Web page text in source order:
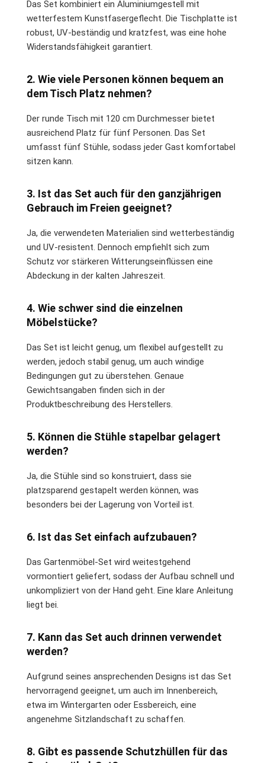
Das Set kombiniert ein Aluminiumgestell mit
wetterfestem Kunstfasergeflecht. Die Tischplatte ist
robust, UV-beständig und kratzfest, was eine hohe
Widerstandsfähigkeit garantiert.
2. Wie viele Personen können bequem an
dem Tisch Platz nehmen?
Der runde Tisch mit 120 cm Durchmesser bietet
ausreichend Platz für fünf Personen. Das Set
umfasst fünf Stühle, sodass jeder Gast komfortabel
sitzen kann.
3. Ist das Set auch für den ganzjährigen
Gebrauch im Freien geeignet?
Ja, die verwendeten Materialien sind wetterbeständig
und UV-resistent. Dennoch empfiehlt sich zum
Schutz vor stärkeren Witterungseinflüssen eine
Abdeckung in der kalten Jahreszeit.
4. Wie schwer sind die einzelnen
Möbelstücke?
Das Set ist leicht genug, um flexibel aufgestellt zu
werden, jedoch stabil genug, um auch windige
Bedingungen gut zu überstehen. Genaue
Gewichtsangaben finden sich in der
Produktbeschreibung des Herstellers.
5. Können die Stühle stapelbar gelagert
werden?
Ja, die Stühle sind so konstruiert, dass sie
platzsparend gestapelt werden können, was
besonders bei der Lagerung von Vorteil ist.
6. Ist das Set einfach aufzubauen?
Das Gartenmöbel-Set wird weitestgehend
vormontiert geliefert, sodass der Aufbau schnell und
unkompliziert von der Hand geht. Eine klare Anleitung
liegt bei.
7. Kann das Set auch drinnen verwendet
werden?
Aufgrund seines ansprechenden Designs ist das Set
hervorragend geeignet, um auch im Innenbereich,
etwa im Wintergarten oder Essbereich, eine
angenehme Sitzlandschaft zu schaffen.
8. Gibt es passende Schutzhüllen für das